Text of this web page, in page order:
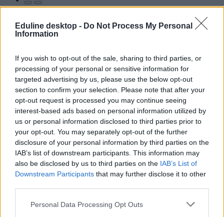
Eduline desktop - Do Not Process My Personal
Information
If you wish to opt-out of the sale, sharing to third parties, or
processing of your personal or sensitive information for
targeted advertising by us, please use the below opt-out
section to confirm your selection. Please note that after your
opt-out request is processed you may continue seeing
interest-based ads based on personal information utilized by
us or personal information disclosed to third parties prior to
your opt-out. You may separately opt-out of the further
disclosure of your personal information by third parties on the
IAB’s list of downstream participants. This information may
also be disclosed by us to third parties on the IAB’s List of
Downstream Participants that may further disclose it to other
Personal Data Processing Opt Outs
Mi a baj a 8 osztályos általános iskolával, és mi jöhet
helyette?
A kisiskolák tanárhiánya és a kisgimnáziumok elitképzővé válása
nem elszigetelt hibák, hanem a jelenlegi oktatási szerkezet
„erővonalai”, amelyek a rendszer gyökeres reformjáért kiáltanak Dr.
Gyarmathy Éva klinikai és neveléslélektani szakpszichológus,
egyetemi tanár szerint.
Közoktatás
Kurucz-Gáspár Tünde
levelezős hallgatót érinthet a szabály